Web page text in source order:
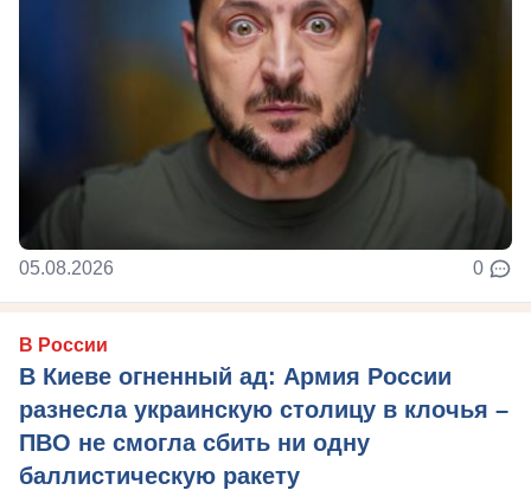
05.08.2026 0
В России
В Киеве огненный ад: Армия России
разнесла украинскую столицу в клочья –
ПВО не смогла сбить ни одну
баллистическую ракету